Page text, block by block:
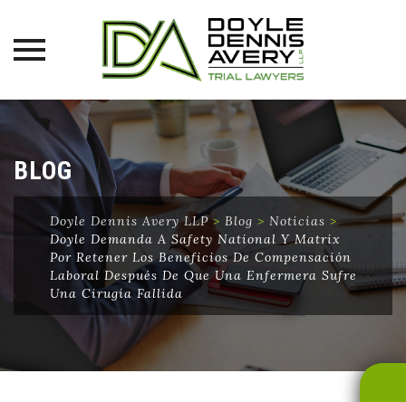
Skip
content
BLOG
Doyle Dennis Avery LLP> Blog > Noticias >
Doyle Demanda A Safety National Y Matrix
Por Retener Los Beneficios De Compensación
Laboral Después De Que Una Enfermera Sufre
Una Cirugía Fallida